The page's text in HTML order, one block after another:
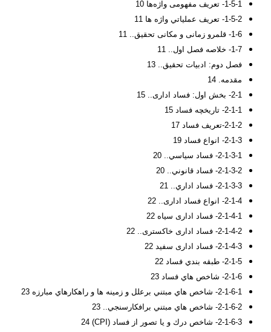
1-5-1- تعريف مفهومی واژه‌ها 10
1-5-2- تعريف عملياتي واژه ها 11
1-6- قلمرو زمانی و مکانی تحقیق.. 11
1-7- خلاصه فصل اول.. 11
فصل دوم: ادبیات تحقیق.. 13
مقدمه. 14
2-1- بخش اول: فساد اداری.. 15
2-1-1- تاریخچه فساد 15
2-1-2-تعريف فساد 17
2-1-3- انواع فساد 19
2-1-3-1- فساد سياسي.. 20
2-1-3-2- فساد قانوني.. 20
2-1-3-3- فساد اداري.. 21
2-1-4- انواع فساد اداری.. 22
2-1-4-1- فساد اداری سیاه 22
2-1-4-2- فساد اداری خاکستری.. 22
2-1-4-3- فساد اداری سفید 22
2-1-5- طبقه بندي فساد 22
2-1-6- شاخص هاي فساد 23
2-1-6-1- شاخص هاي مبتني برعلل و زمينه ها و راهكارهاي مبارزه 23
2-1-6-2- شاخص هاي مبتني برافكارسنجي.. 23
2-1-6-3- شاخص درك و يا تصور از فساد (CPI) 24